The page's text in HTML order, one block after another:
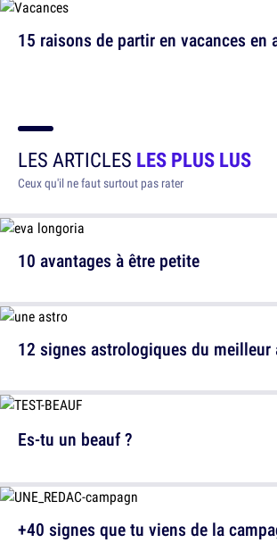
15 raisons de partir en vacances en
LES ARTICLES LES PLUS LUS
Ceux qu'il ne faut surtout pas rater
10 avantages à être petite
12 signes astrologiques du meilleur
Es-tu un beauf ?
+40 signes que tu viens de la